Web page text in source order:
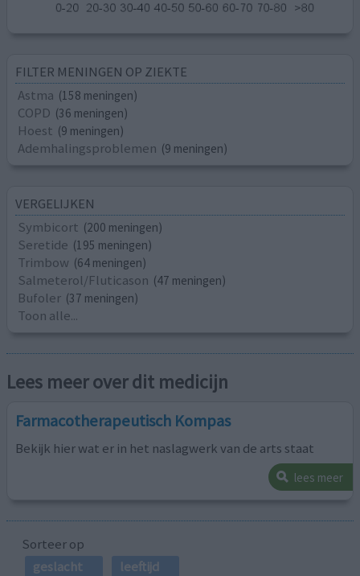
FILTER MENINGEN OP ZIEKTE
Astma (158 meningen)
COPD (36 meningen)
Hoest (9 meningen)
Ademhalingsproblemen (9 meningen)
VERGELIJKEN
Symbicort (200 meningen)
Seretide (195 meningen)
Trimbow (64 meningen)
Salmeterol/Fluticason (47 meningen)
Bufoler (37 meningen)
Toon alle...
Lees meer over dit medicijn
Farmacotherapeutisch Kompas
Bekijk hier wat er in het naslagwerk van de arts staat
lees meer
Sorteer op
geslacht
leeftijd